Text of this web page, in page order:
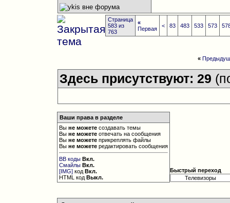
Страница
583 из
763
«
Первая
< 83 483 533 573
«
Здесь присутствуют: 29
Ваши права в разделе
Выне можете создавать темы
Выне можете отвечать на сообщения
Выне можете прикреплять файлы
Выне можете редактировать сообщения
BB коды Вкл.
Смайлы Вкл.
[IMG] кодВкл.
HTML кодВыкл.
Быстрый переход